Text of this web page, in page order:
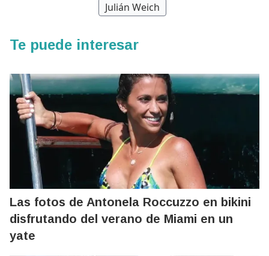
Julián Weich
Te puede interesar
Las fotos de Antonela Roccuzzo en bikini
disfrutando del verano de Miami en un
yate